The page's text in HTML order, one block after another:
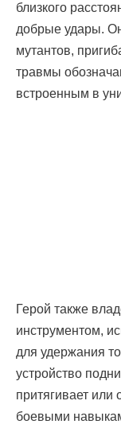
близкого
добрые удары.
мутантов,
травмы
встроенным в
Герой также
инструментом,
для удержания
устройство
притягивает или
боевыми